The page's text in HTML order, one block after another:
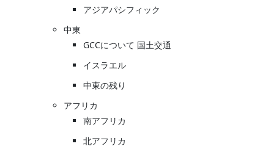
アジアパシフィック
中東
GCCについて 国土交通
イスラエル
中東の残り
アフリカ
南アフリカ
北アフリカ